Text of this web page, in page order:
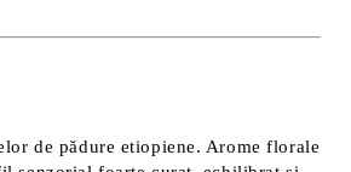
de pădure etiopiene. Arome florale